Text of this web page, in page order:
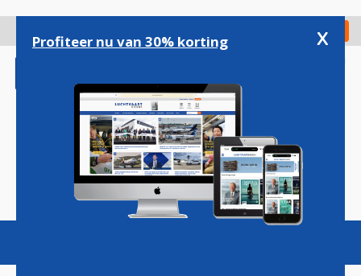
gaan
Check in
Magazine Podcasts Vacatures
Profiteer nu van 30% korting x